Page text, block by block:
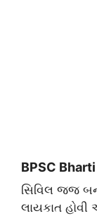
​BPSC
​સિવિલ જજ
લાયકાત હોવી